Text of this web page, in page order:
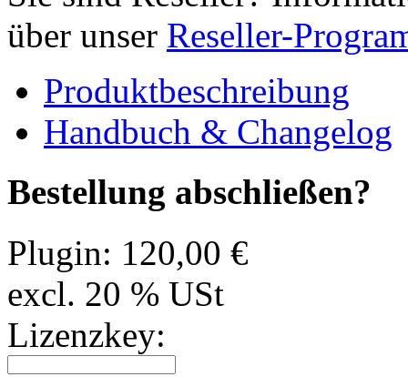
über unser Reseller-
Produktbeschreibung
Handbuch & Changelog
Bestellung abschließen?
Plugin: 120,00 €
excl. 20 % USt
Lizenzkey: